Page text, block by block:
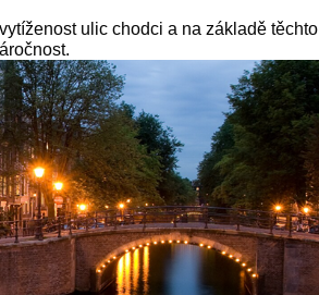
ulic chodci a na základě těchto